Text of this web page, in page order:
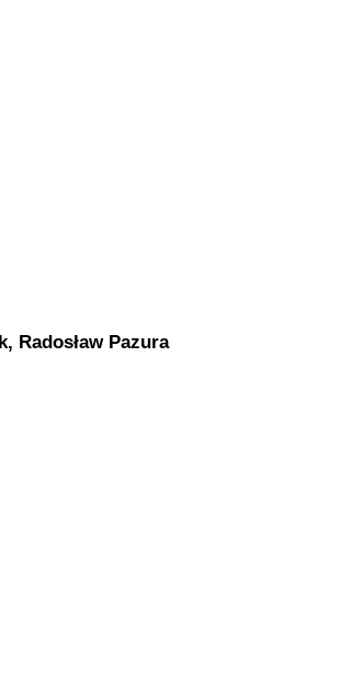
Radosław Pazura